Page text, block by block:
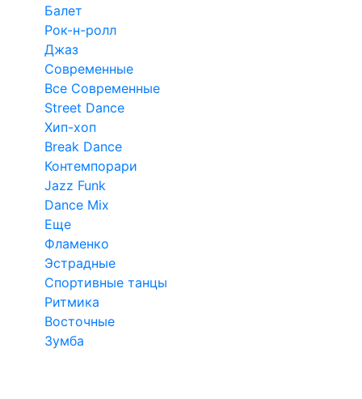
Балет
Рок-н-ролл
Джаз
Современные
Все Современные
Street Dance
Хип-хоп
Break Dance
Контемпорари
Jazz Funk
Dance Mix
Еще
Фламенко
Эстрадные
Спортивные танцы
Ритмика
Восточные
Зумба